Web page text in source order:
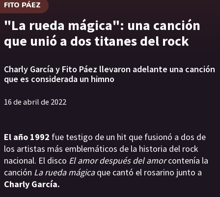
FITO PÁEZ
"La rueda mágica": una canción
que unió a dos titanes del rock
Charly García y Fito Páez llevaron adelante una canción
que es considerada un himno
16 de abril de 2022
El año 1992 fue testigo de un hit que fusionó a dos de
los artistas más emblemáticos de la historia del rock
nacional. El disco El amor después del amorcontenía la
canción La rueda mágicaque cantó el rosarino junto a
Charly García.